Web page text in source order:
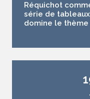
Réquichot
série de
domine le